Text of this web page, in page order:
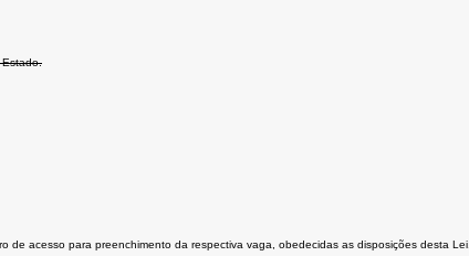
Estado.
acesso para preenchimento da respectiva vaga, obedecidas as disposições desta Lei.